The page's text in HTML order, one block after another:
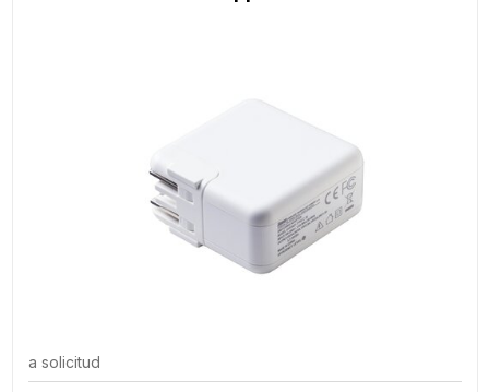
a solicitud